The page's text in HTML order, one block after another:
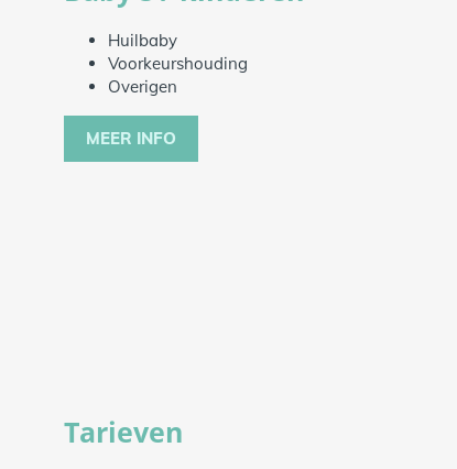
Huilbaby
Voorkeurshouding
Overigen
MEER INFO
Tarieven